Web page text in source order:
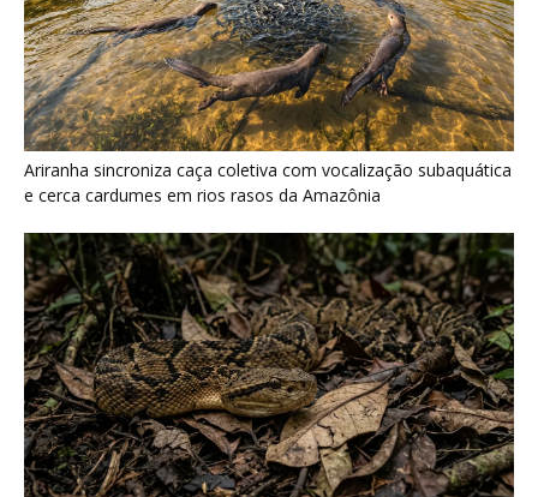
Surucucu detecta calor pela fosseta loreal e prepara ataque de
emboscada no escuro da floresta
Últimas noticias
Araponga combina caixa torácica adaptada e
canto metálico para alcançar a...
7 de agosto de 2026
“A chuva carrega um inventário da copa”: o